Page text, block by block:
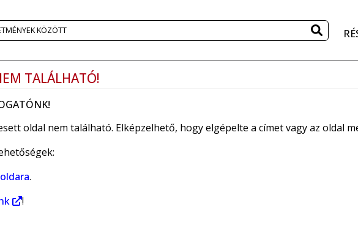
KÖZÖTT
TALÁLHATÓ!
oldal nem található. Elképzelhető, hogy elgépelte a címet vagy az oldal
.
!